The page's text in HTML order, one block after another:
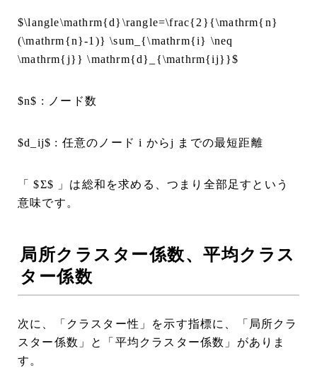
$\langle\mathrm{d}\rangle=\frac{2}{\mathrm{n}
(\mathrm{n}-1)} \sum_{\mathrm{i} \neq
\mathrm{j}} \mathrm{d}_{\mathrm{ij}}$
$n$ : ノード数
$d_ij$ : 任意のノード i からj までの最短距離
「 $Σ$ 」は総和を求める、つまり全部足すという
意味です。
局所クラスター係数、平均クラス
ター係数
次に、「クラスター性」を示す指標に、「局所クラ
スター係数」と「平均クラスター係数」がありま
す。